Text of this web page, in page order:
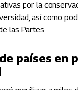
por la
así como
las Partes.
países en